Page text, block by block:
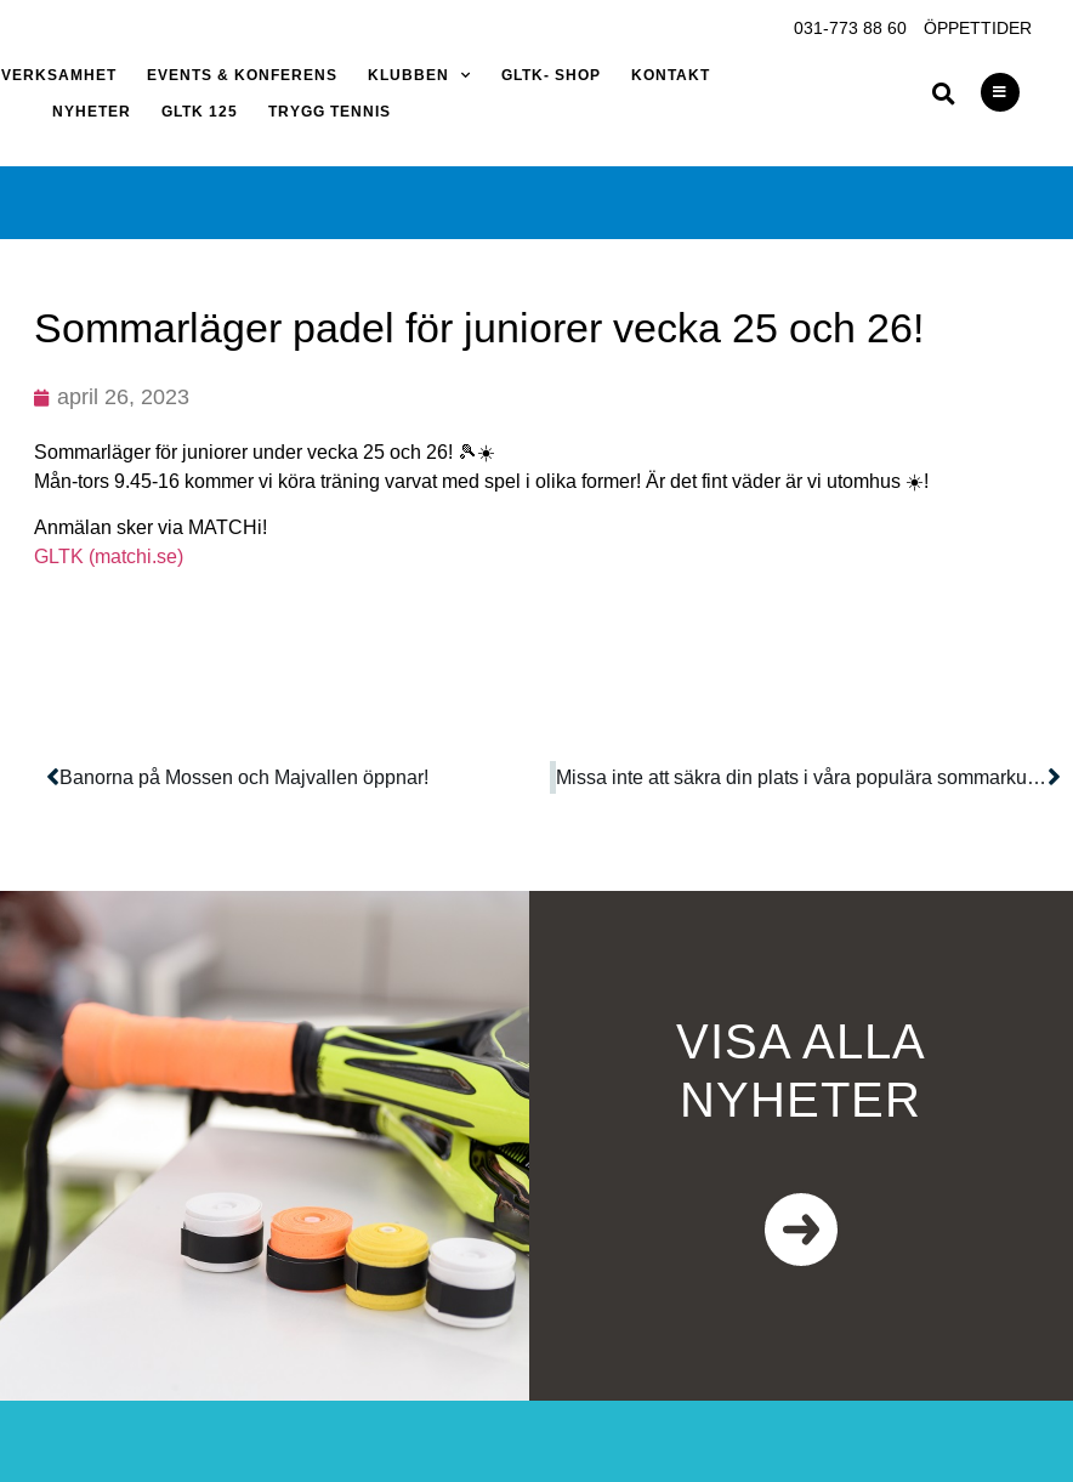
031-773 88 60 ÖPPETTIDER
VERKSAMHET EVENTS & KONFERENS KLUBBEN GLTK- SHOP KONTAKT
NYHETER GLTK 125 TRYGG TENNIS
Sommarläger padel för juniorer vecka 25 och 26!
april 26, 2023
Sommarläger för juniorer under vecka 25 och 26! 🎾☀️
Mån-tors 9.45-16 kommer vi köra träning varvat med spel i olika former! Är det fint väder är vi utomhus ☀️!
Anmälan sker via MATCHi!
GLTK (matchi.se)
Banorna på Mossen och Majvallen öppnar! Missa inte att säkra din plats i våra populära sommarkurser/läger för vuxna och juniorer i tennis och padel!
VISA ALLA
NYHETER